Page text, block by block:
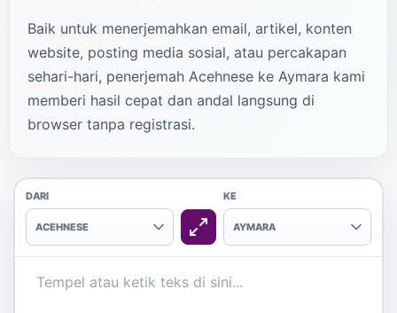
Baik untuk menerjemahkan email, artikel, konten
website, posting media sosial, atau percakapan
sehari-hari, penerjemah Acehnese ke Aymara kami
memberi hasil cepat dan andal langsung di
browser tanpa registrasi.
DARI
ACEHNESE
KE
AYMARA